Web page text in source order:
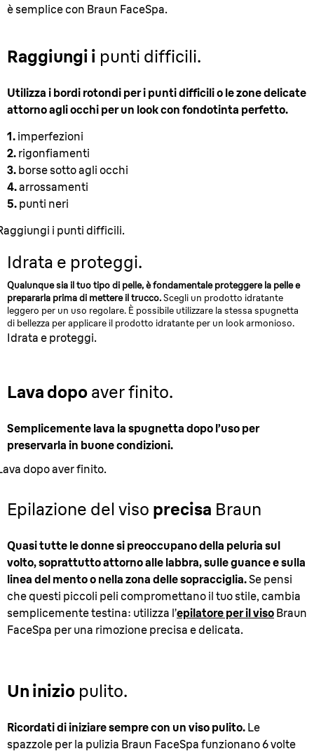
è semplice con Braun FaceSpa.
Raggiungi i punti difficili.
Utilizza i bordi rotondi per i punti difficili o le zone delicate
attorno agli occhi per un look con fondotinta perfetto.
1. imperfezioni
2. rigonfiamenti
3. borse sotto agli occhi
4.arrossamenti
5. punti neri
i punti difficili.
Idrata e proteggi.
Qualunque sia il tuo tipo di pelle, è fondamentale proteggere la pelle e
prepararla prima di mettere il trucco.Scegli un prodotto idratante
leggero per un uso regolare. È possibile utilizzare la stessa spugnetta
di bellezza per applicare il prodotto idratante per un look armonioso.
Idrata e proteggi.
Lava dopo aver finito.
Semplicemente lava la spugnetta dopo l’uso per
preservarla in buone condizioni.
dopo aver finito.
Epilazione del viso precisa Braun
Quasi tutte le donne si preoccupano della peluria sul
volto, soprattutto attorno alle labbra, sulle guance e sulla
linea del mento o nella zona delle sopracciglia.Se pensi
che questi piccoli peli compromettano il tuo stile, cambia
semplicemente testina: utilizza l’epilatore per il viso Braun
FaceSpa per una rimozione precisa e delicata.
Un inizio pulito.
Ricordati di iniziare sempre con un viso pulito. Le
spazzole per la pulizia Braun FaceSpa funzionano 6 volte